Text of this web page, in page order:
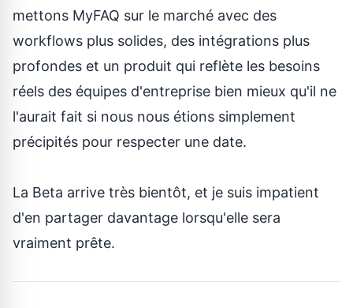
mettons MyFAQ sur le marché avec des
workflows plus solides, des intégrations plus
profondes et un produit qui reflète les besoins
réels des équipes d'entreprise bien mieux qu'il ne
l'aurait fait si nous nous étions simplement
précipités pour respecter une date.
La Beta arrive très bientôt, et je suis impatient
d'en partager davantage lorsqu'elle sera
vraiment prête.